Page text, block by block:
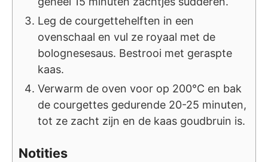
Leg de courgettehelften in een
ovenschaal en vul ze royaal met de
bolognesesaus. Bestrooi met geraspte
kaas.
Verwarm de oven voor op 200°C en bak
de courgettes gedurende 20-25 minuten,
tot ze zacht zijn en de kaas goudbruin is.
Notities